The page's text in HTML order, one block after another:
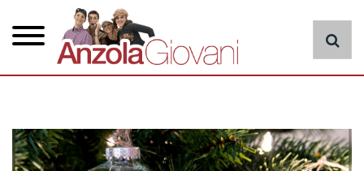
contenuto
principale
principale
cerca